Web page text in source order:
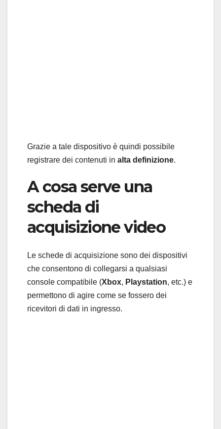
Grazie a tale dispositivo è quindi possibile
registrare dei contenuti in alta definizione.
A cosa serve una
scheda di
acquisizione video
Le schede di acquisizione sono dei dispositivi
che consentono di collegarsi a qualsiasi
console compatibile (Xbox, Playstation, etc.) e
permettono di agire come se fossero dei
ricevitori di dati in ingresso.